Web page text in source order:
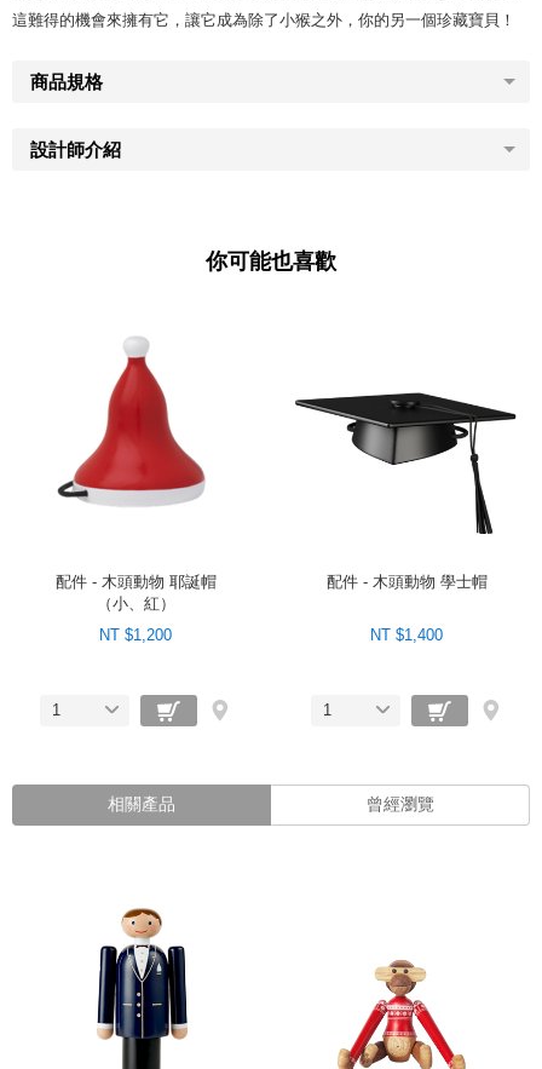
這難得的機會來擁有它，讓它成為除了小猴之外，你的另一個珍藏寶貝！
商品規格
設計師介紹
你可能也喜歡
配件 - 木頭動物 耶誕帽
（小、紅）
NT $1,200
1
配件 - 木頭動物 學士帽
NT $1,400
1
相關產品 曾經瀏覽